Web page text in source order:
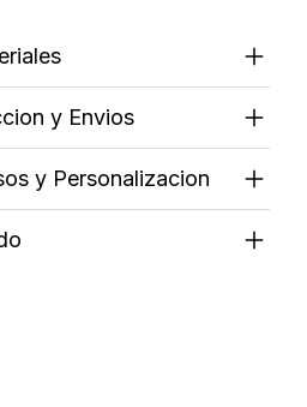
y Envios
y Personalizacion